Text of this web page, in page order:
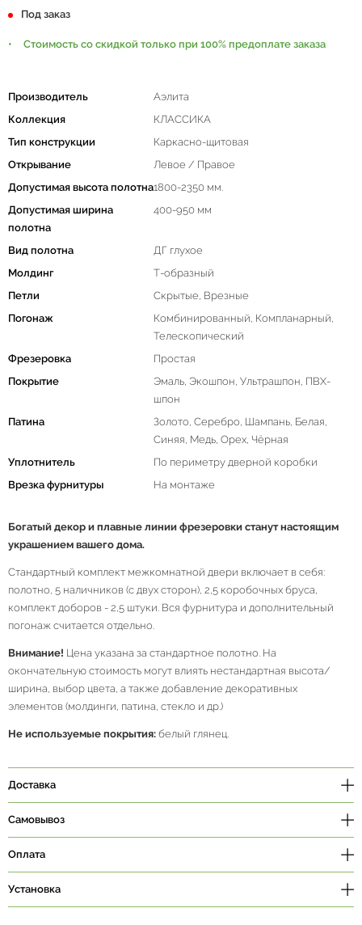
Под заказ
Стоимость со скидкой только при 100% предоплате заказа
Производитель
Аэлита
Коллекция
КЛАССИКА
Тип конструкции
Каркасно-щитовая
Открывание
Левое / Правое
Допустимая высота полотна1800-2350 мм.
Допустимая ширина
полотна
400-950 мм
Вид полотна
ДГ глухое
Молдинг
Т-образный
Петли
Скрытые, Врезные
Погонаж
Комбинированный, Компланарный,
Телескопический
Фрезеровка
Простая
Покрытие
Эмаль, Экошпон, Ультрашпон, ПВХ-
шпон
Патина
Золото, Серебро, Шампань, Белая,
Синяя, Медь, Орех, Чёрная
Уплотнитель
По периметру дверной коробки
Врезка фурнитуры
На монтаже
Богатый декор и плавные линии фрезеровки станут настоящим
украшением вашего дома.
Стандартный комплект межкомнатной двери включает в себя:
полотно, 5 наличников (с двух сторон), 2,5 коробочных бруса,
комплект доборов - 2,5 штуки. Вся фурнитура и дополнительный
погонаж считается отдельно.
Внимание! Цена указана за стандартное полотно. На
окончательную стоимость могут влиять нестандартная высота/
ширина, выбор цвета, а также добавление декоративных
элементов (молдинги, патина, стекло и др.)
Не используемые покрытия: белый глянец.
Доставка
Самовывоз
Оплата
Установка